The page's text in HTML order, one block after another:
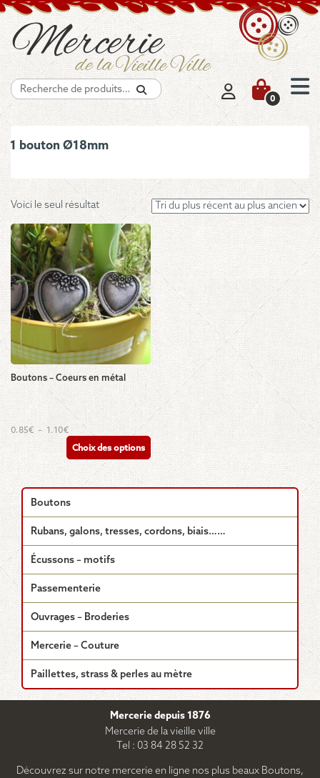
Recherche
0
1 bouton Ø18mm
Voici le seul résultat
Boutons – Coeurs en métal
0.85€ – 1.10€Plage
de
prix :
0.85€
1.10€
Choix des options
Ce
produit
a
plusieurs
variations.
Les
peuvent
choisies
la
du
Boutons
Rubans, galons, tresses, cordons, biais……
Écussons – motifs
Passementerie
Ouvrages – Broderies
Mercerie – Couture
Paillettes, strass & perles au mètre
Mercerie depuis 1876
Mercerie de la vieille ville
Tel : 03 84 28 52 32
Découvrez sur notre mercerie en ligne nos plus beaux Boutons,